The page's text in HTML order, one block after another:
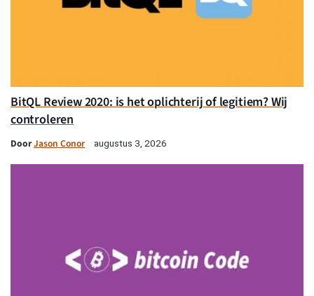
BitQL Review 2020: is het oplichterij of legitiem? Wij
controleren
DoorJason Conor augustus 3, 2026